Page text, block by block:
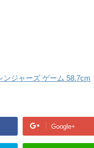
ンジャーズ ゲーム 58.7cm
Google+